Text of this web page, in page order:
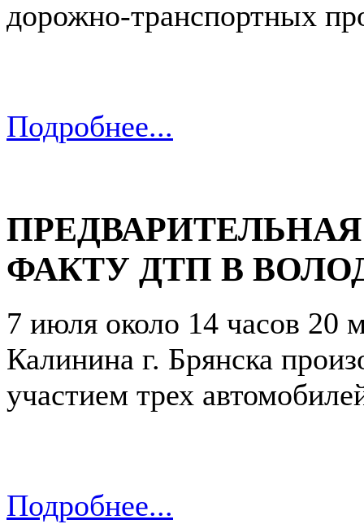
дорожно-транспортных
Подробнее...
ФАКТУ ДТП В
7 июля около 14 часов 20
Калинина г. Брянска
участием трех
Подробнее...